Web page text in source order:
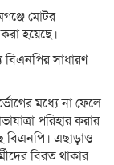
মোটর
হয়েছে।
সাধারণ
মধ্যে না ফেলে
পরিহার করার
বিএনপি। এছাড়াও
বিরত থাকার